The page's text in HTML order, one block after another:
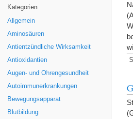
Kategorien
Allgemein
Aminosäuren
Antientzündliche Wirksamkeit
Antioxidantien
Augen- und Ohrengesundheit
Autoimmunerkrankungen
Bewegungsapparat
Blutbildung